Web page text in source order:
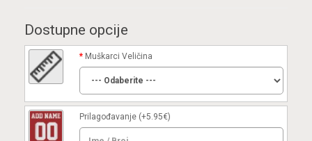
Dostupne opcije
Muškarci Veličina
Prilagođavanje (+5.95€)